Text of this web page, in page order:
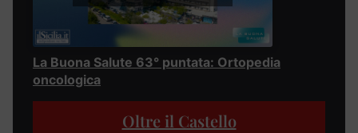
La Buona Salute 63° puntata: Ortopedia
oncologica
Oltre il Castello